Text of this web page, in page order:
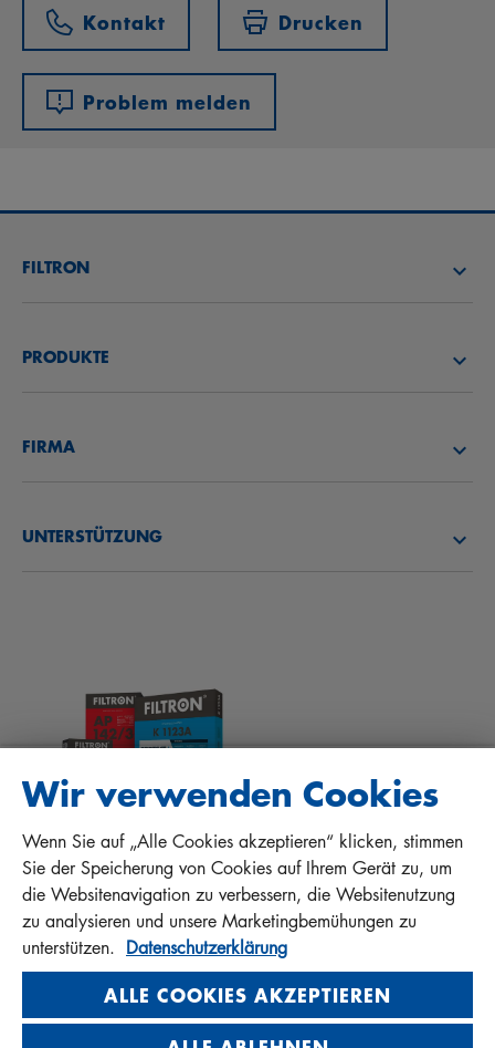
Kontakt Drucken
Problem melden
FILTRON
PRODUKTE
PROTECT+
FIRMA
UNTERSTÜTZUNG
FAQ
MANN+HUMMEL FT Poland
Sp. z o. o. Sp. k.
ul. Wrocławska 145, 63-800 GOSTYŃ, POLAND
Privacy Statement
Imprint
Wir verwenden Cookies
Wenn Sie auf „Alle Cookies akzeptieren“ klicken, stimmen
Sie der Speicherung von Cookies auf Ihrem Gerät zu, um
die Websitenavigation zu verbessern, die Websitenutzung
zu analysieren und unsere Marketingbemühungen zu
unterstützen. Datenschutzerklärung
ALLE COOKIES AKZEPTIEREN